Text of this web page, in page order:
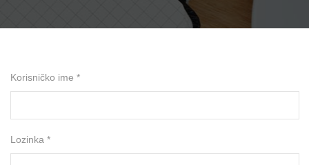
Korisničko ime *
Lozinka *